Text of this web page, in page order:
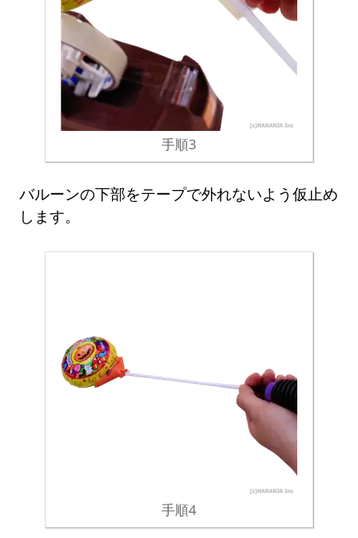
手順3
バルーンの下部をテープで外れないよう仮止め
します。
手順4